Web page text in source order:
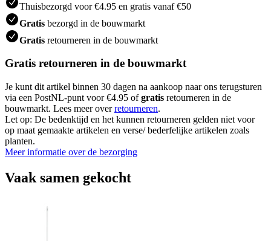
Thuisbezorgd voor €4.95 en gratis vanaf €50
Gratis bezorgd in de bouwmarkt
Gratis retourneren in de bouwmarkt
Gratis retourneren in de bouwmarkt
Je kunt dit artikel binnen 30 dagen na aankoop naar ons terugsturen
via een PostNL-punt voor €4.95 ofgratis retourneren in de
bouwmarkt. Lees meer overretourneren.
Let op: De bedenktijd en het kunnen retourneren gelden niet voor
op maat gemaakte artikelen en verse/ bederfelijke artikelen zoals
planten.
Meer informatie over de bezorging
Vaak samen gekocht